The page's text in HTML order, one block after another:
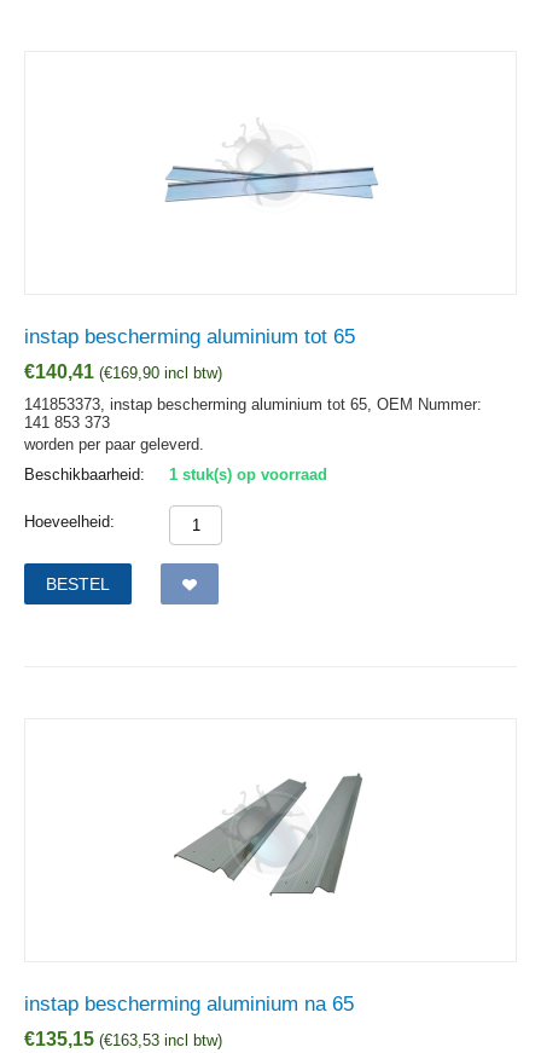
instap bescherming aluminium tot 65
€140,41 (€169,90 incl btw)
141853373, instap bescherming aluminium tot 65, OEM Nummer:
141 853 373
worden per paar geleverd.
Beschikbaarheid:
1 stuk(s) op voorraad
Hoeveelheid:
BESTEL
instap bescherming aluminium na 65
€135,15 (€163,53 incl btw)